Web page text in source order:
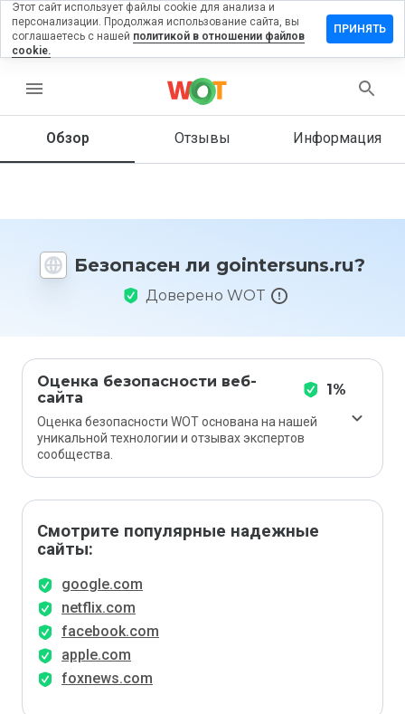
menu
Обзор Отзывы Информация
Безопасен ли gointersuns.ru?
Доверено WOT
Оценка безопасности веб-
сайта
1%
Оценка безопасности WOT основана на нашей
уникальной технологии и отзывах экспертов
сообщества.
Смотрите популярные надежные
сайты:
google.com
netflix.com
facebook.com
apple.com
foxnews.com
на
Как бы
этот
1 до 5?
Этот сайт использует файлы cookie для анализа и
персонализации. Продолжая использование сайта, вы
соглашаетесь с нашей политикой в отношении файлов
cookie.
ПРИНЯТЬ